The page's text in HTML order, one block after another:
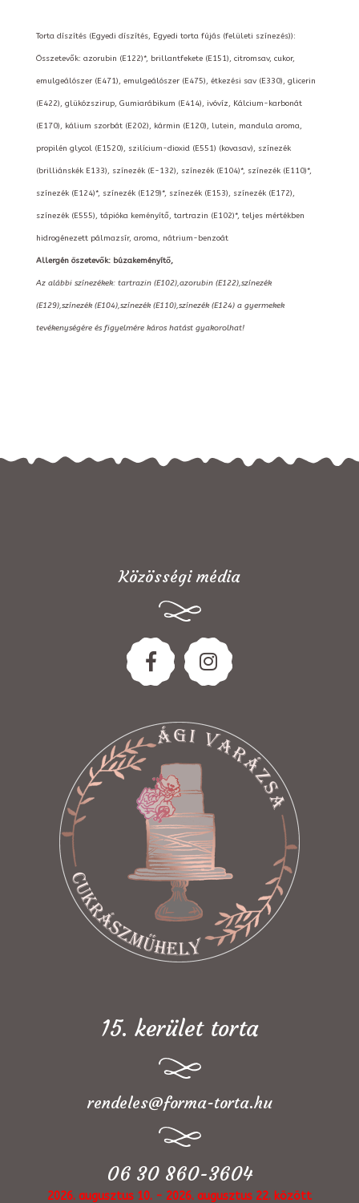
Torta díszítés (Egyedi díszítés, Egyedi torta fújás (felületi színezés)):
Összetevők: azorubin (E122)*, brillantfekete (E151), citromsav, cukor,
emulgeálószer (E471), emulgeálószer (E475), étkezési sav (E330), glicerin
(E422), glükózszirup, Gumiarábikum (E414), ivóvíz, Kálcium-karbonát
(E170), kálium szorbát (E202), kármin (E120), lutein, mandula aroma,
propilén glycol (E1520), szilícium-dioxid (E551) (kovasav), színezék
(brilliánskék E133), színezék (E-132), színezék (E104)*, színezék (E110)*,
színezék (E124)*, színezék (E129)*, színezék (E153), színezék (E172),
színezék (E555), tápióka keményítő, tartrazin (E102)*, teljes mértékben
hidrogénezett pálmazsír, aroma, nátrium-benzoát
Allergén öszetevők: búzakeményítő,
Az alábbi színezékek: tartrazin (E102),azorubin (E122),színezék
(E129),színezék (E104),színezék (E110),színezék (E124) a gyermekek
tevékenységére és figyelmére káros hatást gyakorolhat!
Közösségi média
15. kerület torta
rendeles@forma-torta.hu
06 30 860-3604
2026. augusztus 10. - 2026. augusztus 22. között